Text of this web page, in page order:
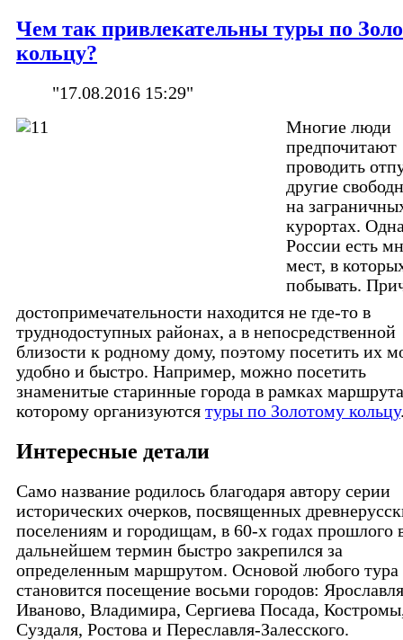
Чем так привлекательны туры по
кольцу?
"17.08.2016 15:29"
Многие люди
предпочитают
проводить
другие
на
курортах.
России есть
мест, в
побывать.
достопримечательности находится не где-то в
труднодоступных районах, а в непосредственной
близости к родному дому, поэтому посетить их
удобно и быстро. Например, можно посетить
знаменитые старинные города в рамках
которому организуются туры по Золотому кольцу
Интересные детали
Само название родилось благодаря автору серии
исторических очерков, посвященных
поселениям и городищам, в 60-х годах прошлого
дальнейшем термин быстро закрепился за
определенным маршрутом. Основой любого тура
становится посещение восьми городов:
Иваново, Владимира, Сергиева Посада,
Суздаля, Ростова и Переславля-Залесского.